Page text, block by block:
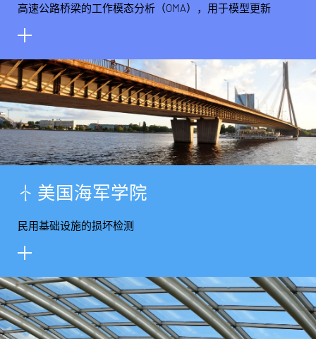
高速公路桥梁的工作模态分析（OMA），用于模型更新
美国海军学院
民用基础设施的损坏检测